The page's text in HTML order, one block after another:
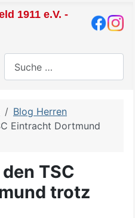
1911 e.V. -
Blog Herren
Eintracht Dortmund
TSC
trotz